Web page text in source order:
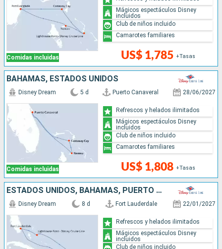
Comidas incluidas US$ 1,785 +Tasas
Mágicos espectáculos Disney
incluidos
Club de niños incluido
Camarotes familiares
BAHAMAS, ESTADOS UNIDOS
Comidas incluidas
Disney Dream 5 d Puerto Canaveral 28/06/2027
US$ 1,808 +Tasas
Refrescos y helados ilimitados
Mágicos espectáculos Disney
incluidos
Club de niños incluido
Camarotes familiares
ESTADOS UNIDOS, BAHAMAS, PUERTO RICO
Disney Dream 8 d Fort Lauderdale 22/01/2027
Refrescos y helados ilimitados
Mágicos espectáculos Disney
incluidos
Club de niños incluido